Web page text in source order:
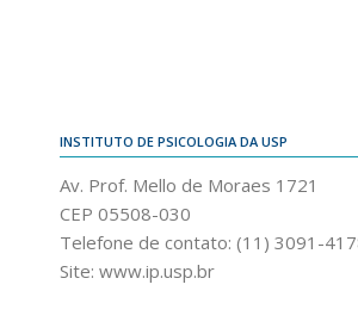
INSTITUTO DE PSICOLOGIA DA USP
Av. Prof. Mello de Moraes 1721
CEP 05508-030
Telefone de contato: (11) 3091-
Site: www.ip.usp.br